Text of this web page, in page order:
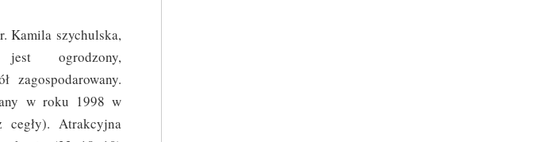
Kamila szychulska,
ogrodzony,
zagospodarowany.
w roku 1998 w
Atrakcyjna